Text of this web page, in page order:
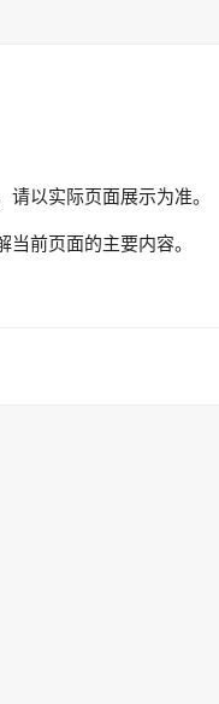
以实际页面展示为准。
前页面的主要内容。